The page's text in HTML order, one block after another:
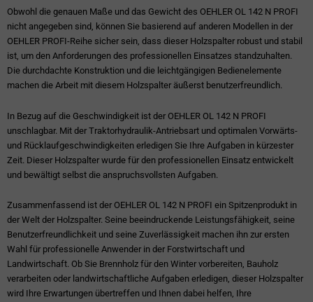
Obwohl die genauen Maße und das Gewicht des OEHLER OL 142 N PROFI
nicht angegeben sind, können Sie basierend auf anderen Modellen in der
OEHLER PROFI-Reihe sicher sein, dass dieser Holzspalter robust und stabil
ist, um den Anforderungen des professionellen Einsatzes standzuhalten.
Die durchdachte Konstruktion und die leichtgängigen Bedienelemente
machen die Arbeit mit diesem Holzspalter äußerst benutzerfreundlich.
In Bezug auf die Geschwindigkeit ist der OEHLER OL 142 N PROFI
unschlagbar. Mit der Traktorhydraulik-Antriebsart und optimalen Vorwärts-
und Rücklaufgeschwindigkeiten erledigen Sie Ihre Aufgaben in kürzester
Zeit. Dieser Holzspalter wurde für den professionellen Einsatz entwickelt
und bewältigt selbst die anspruchsvollsten Aufgaben.
Zusammenfassend ist der OEHLER OL 142 N PROFI ein Spitzenprodukt in
der Welt der Holzspalter. Seine beeindruckende Leistungsfähigkeit, seine
Benutzerfreundlichkeit und seine Zuverlässigkeit machen ihn zur ersten
Wahl für professionelle Anwender in der Forstwirtschaft und
Landwirtschaft. Ob Sie Brennholz für den Winter vorbereiten, Bauholz
verarbeiten oder landwirtschaftliche Aufgaben erledigen, dieser Holzspalter
wird Ihre Erwartungen übertreffen und Ihnen dabei helfen, Ihre